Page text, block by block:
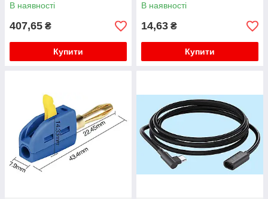
В наявності
407,65 ₴
Купити
В наявності
14,63 ₴
Купити